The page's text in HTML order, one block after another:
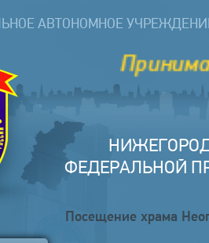
АВТОНОМНОЕ
ФЕДЕРАЛЬНОЙ
Посещение храма